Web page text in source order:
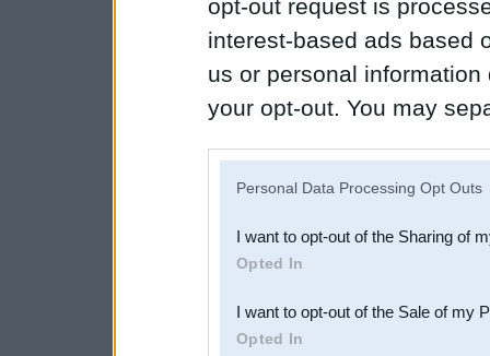
opt-out request is
interest-based ads based
us or personal
your opt-out. You may
Downstream Participants
third parties.
Personal Data Processing Opt Outs
I want to opt-out of the Sharing of
Opted In
I want to opt-out of the Sale of my
Opted In